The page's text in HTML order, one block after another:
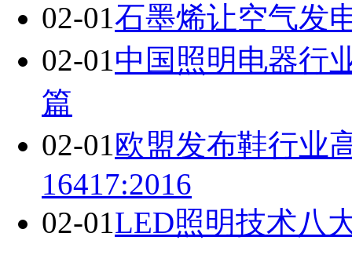
02-01石墨烯让空气发
02-01中国照明电器行
篇
02-01欧盟发布鞋行业
16417:2016
02-01LED照明技术八